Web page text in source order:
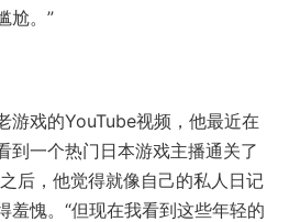
尬。”
游戏的YouTube视频，他最近在
到一个热门日本游戏主播通关了
后，他觉得就像自己的私人日记
羞愧。“但现在我看到这些年轻的